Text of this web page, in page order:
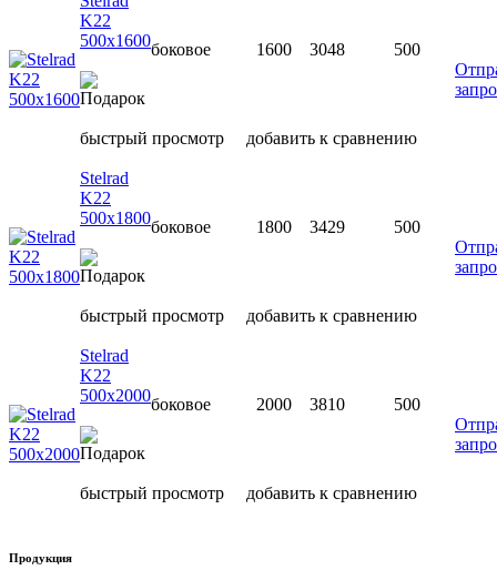
K22
500х1600боковое 1600 3048
500
быстрый просмотр добавить к сравнению
Stelrad
K22
500х1800боковое 1800 3429
500
быстрый просмотр добавить к сравнению
Stelrad
K22
500х2000боковое 2000 3810
500
быстрый просмотр добавить к сравнению
Продукция